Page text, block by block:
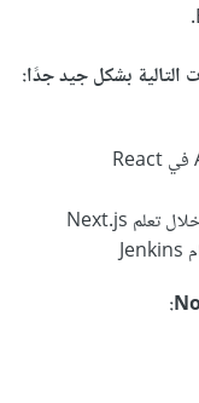
التالية بشكل جيد جدًا: